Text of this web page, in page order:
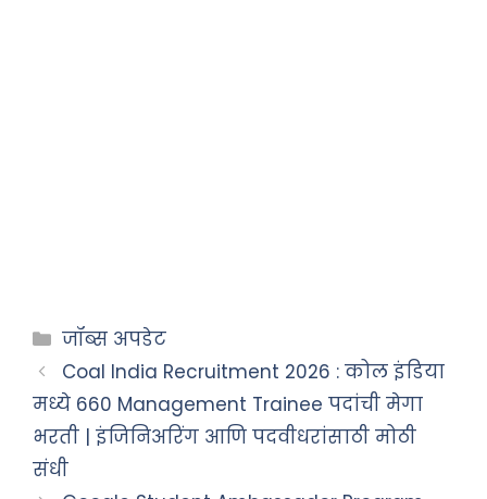
जॉब्स अपडेट
Coal India Recruitment 2026 : कोल इंडिया
मध्ये 660 Management Trainee पदांची मेगा
भरती | इंजिनिअरिंग आणि पदवीधरांसाठी मोठी
संधी